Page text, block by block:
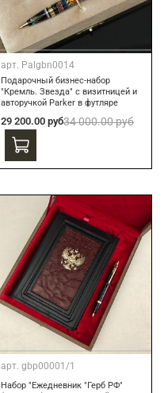
арт. Palgbn0014
Подарочный бизнес-набор
"Кремль. Звезда" с визитницей и
авторучкой Parker в футляре
29 200.00 руб34 000.00 руб
арт. gbp00001/1
Набор "Ежедневник "Герб РФ"